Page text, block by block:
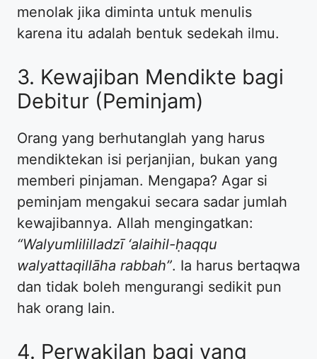
menolak jika diminta untuk menulis
karena itu adalah bentuk sedekah ilmu.
3. Kewajiban Mendikte bagi
Debitur (Peminjam)
Orang yang berhutanglah yang harus
mendiktekan isi perjanjian, bukan yang
memberi pinjaman. Mengapa? Agar si
peminjam mengakui secara sadar jumlah
kewajibannya. Allah mengingatkan:
“Walyumlililladzī ‘alaihil-ḥaqqu
walyattaqillāha rabbah”. Ia harus bertaqwa
dan tidak boleh mengurangi sedikit pun
hak orang lain.
4. Perwakilan bagi yang